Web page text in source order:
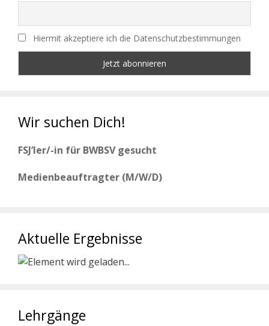
Hiermit akzeptiere ich die Datenschutzbestimmungen
Wir suchen Dich!
FSJ’ler/-in für BWBSV gesucht
Medienbeauftragter (M/W/D)
Aktuelle Ergebnisse
Lehrgänge